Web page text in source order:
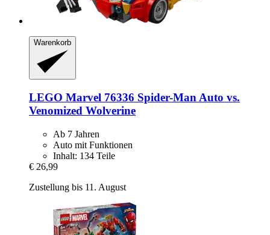
Warenkorb
LEGO Marvel 76336 Spider-​Man Auto vs.
Venomized Wolverine
Ab 7 Jahren
Auto mit Funktionen
Inhalt: 134 Teile
€ 26,99
Zustellung bis 11. August